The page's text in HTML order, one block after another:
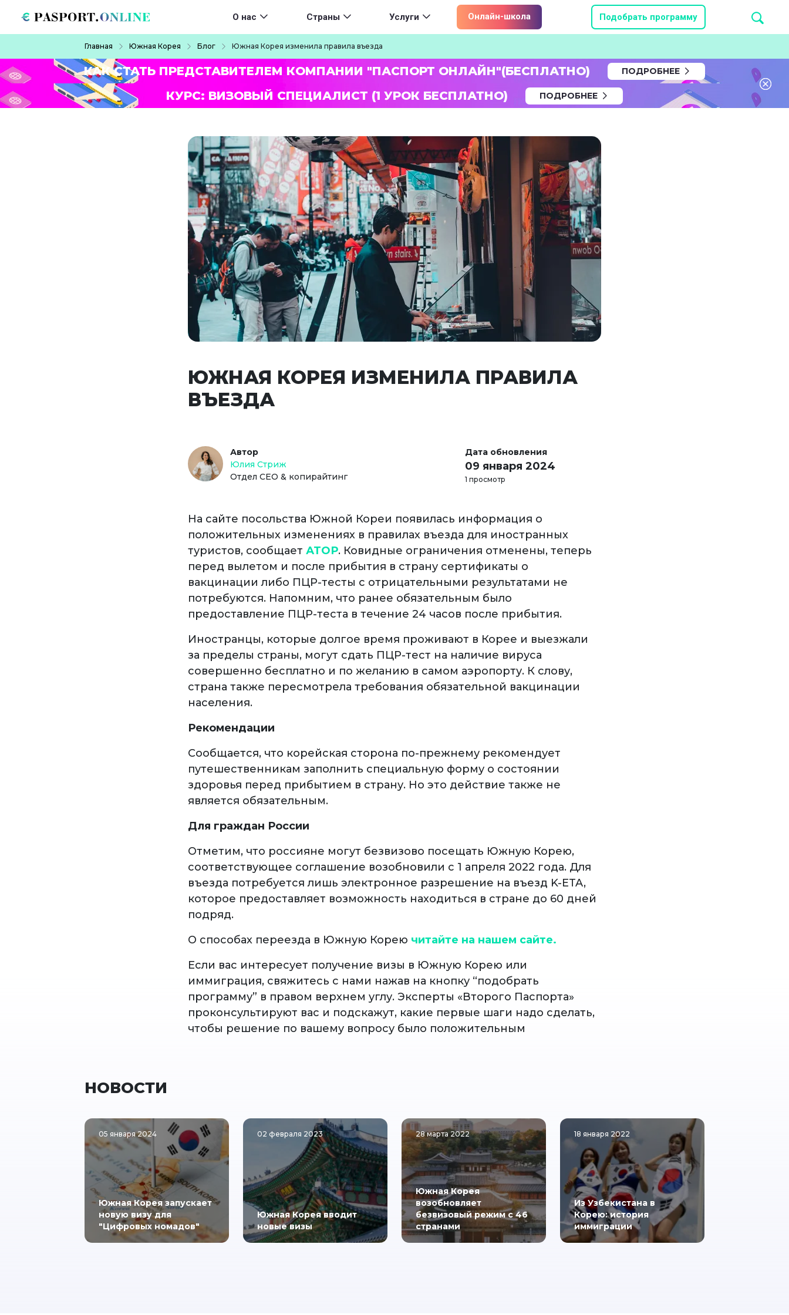
Main navigation
О нас Страны Услуги Онлайн-школа Подобрать программу
Главная Южная Корея Блог Южная Корея изменила правила въезда
КАК СТАТЬ ПРЕДСТАВИТЕЛЕМ КОМПАНИИ "ПАСПОРТ ОНЛАЙН"(БЕСПЛАТНО) ПОДРОБНЕЕ
КУРС: ВИЗОВЫЙ СПЕЦИАЛИСТ (1 УРОК БЕСПЛАТНО) ПОДРОБНЕЕ
ЮЖНАЯ КОРЕЯ ИЗМЕНИЛА ПРАВИЛА
ВЪЕЗДА
Автор
Юлия Стриж
Отдел СЕО & копирайтинг
Дата обновления
09 января 2024
1 просмотр
На сайте посольства Южной Кореи появилась информация о
положительных изменениях в правилах въезда для иностранных
туристов, сообщает АТОР. Ковидные ограничения отменены, теперь
перед вылетом и после прибытия в страну сертификаты о
вакцинации либо ПЦР-тесты с отрицательными результатами не
потребуются. Напомним, что ранее обязательным было
предоставление ПЦР-теста в течение 24 часов после прибытия.
Иностранцы, которые долгое время проживают в Корее и выезжали
за пределы страны, могут сдать ПЦР-тест на наличие вируса
совершенно бесплатно и по желанию в самом аэропорту. К слову,
страна также пересмотрела требования обязательной вакцинации
населения.
Рекомендации
Сообщается, что корейская сторона по-прежнему рекомендует
путешественникам заполнить специальную форму о состоянии
здоровья перед прибытием в страну. Но это действие также не
является обязательным.
Для граждан России
Отметим, что россияне могут безвизово посещать Южную Корею,
соответствующее соглашение возобновили с 1 апреля 2022 года. Для
въезда потребуется лишь электронное разрешение на въезд K-ETA,
которое предоставляет возможность находиться в стране до 60 дней
подряд.
О способах переезда в Южную Корею читайте на нашем сайте.
Если вас интересует получение визы в Южную Корею или
иммиграция, свяжитесь с нами нажав на кнопку “подобрать
программу” в правом верхнем углу. Эксперты «Второго Паспорта»
проконсультируют вас и подскажут, какие первые шаги надо сделать,
чтобы решение по вашему вопросу было положительным
НОВОСТИ
05 января 2024
Южная Корея запускает
новую визу для
"Цифровых номадов"
02 февраля 2023
Южная Корея вводит
новые визы
28 марта 2022
Южная Корея
возобновляет
безвизовый режим с 46
странами
18 января 2022
Из Узбекистана в
Корею: история
иммиграции